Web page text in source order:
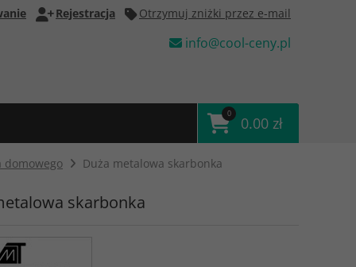
Rejestracja Otrzymuj zniżki przez e-mail
info@cool-ceny.pl
0
0.00 zł
domowego Duża metalowa skarbonka
skarbonka